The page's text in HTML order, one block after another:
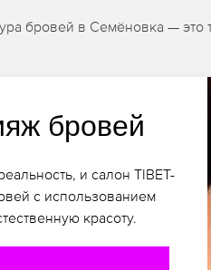
бровей в Семёновка — это
бровей
и салон TIBET-
с использованием
красоту.